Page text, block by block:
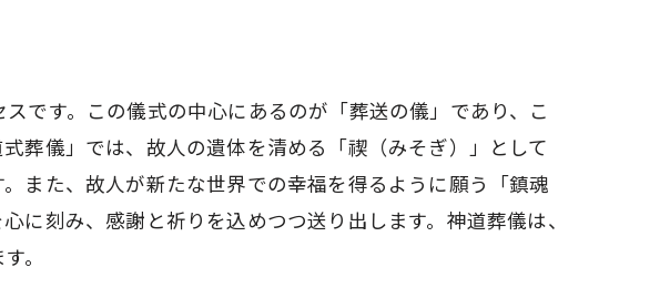
思想
立ちとは
の役割
な意義
です。この儀式の中心にあるのが「葬送の儀」であり、こ
葬儀」では、故人の遺体を清める「禊（みそぎ）」として
また、故人が新たな世界での幸福を得るように願う「鎮魂
刻み、感謝と祈りを込めつつ送り出します。神道葬儀は、
。